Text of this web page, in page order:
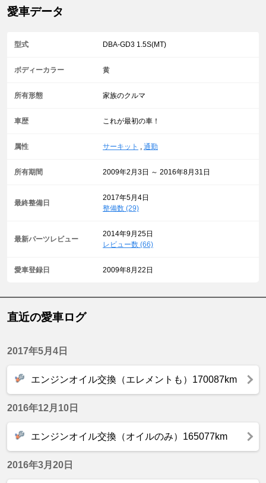
愛車データ
型式 DBA-GD3 1.5S(MT)
ボディーカラー 黄
所有形態 家族のクルマ
車歴 これが最初の車！
属性 サーキット , 通勤
所有期間 2009年2月3日 ～ 2016年8月31日
最終整備日
2017年5月4日
整備数 (29)
最新パーツレビュー
2014年9月25日
レビュー数 (66)
愛車登録日 2009年8月22日
直近の愛車ログ
2017年5月4日
エンジンオイル交換（エレメントも）170087km
2016年12月10日
エンジンオイル交換（オイルのみ）165077km
2016年3月20日